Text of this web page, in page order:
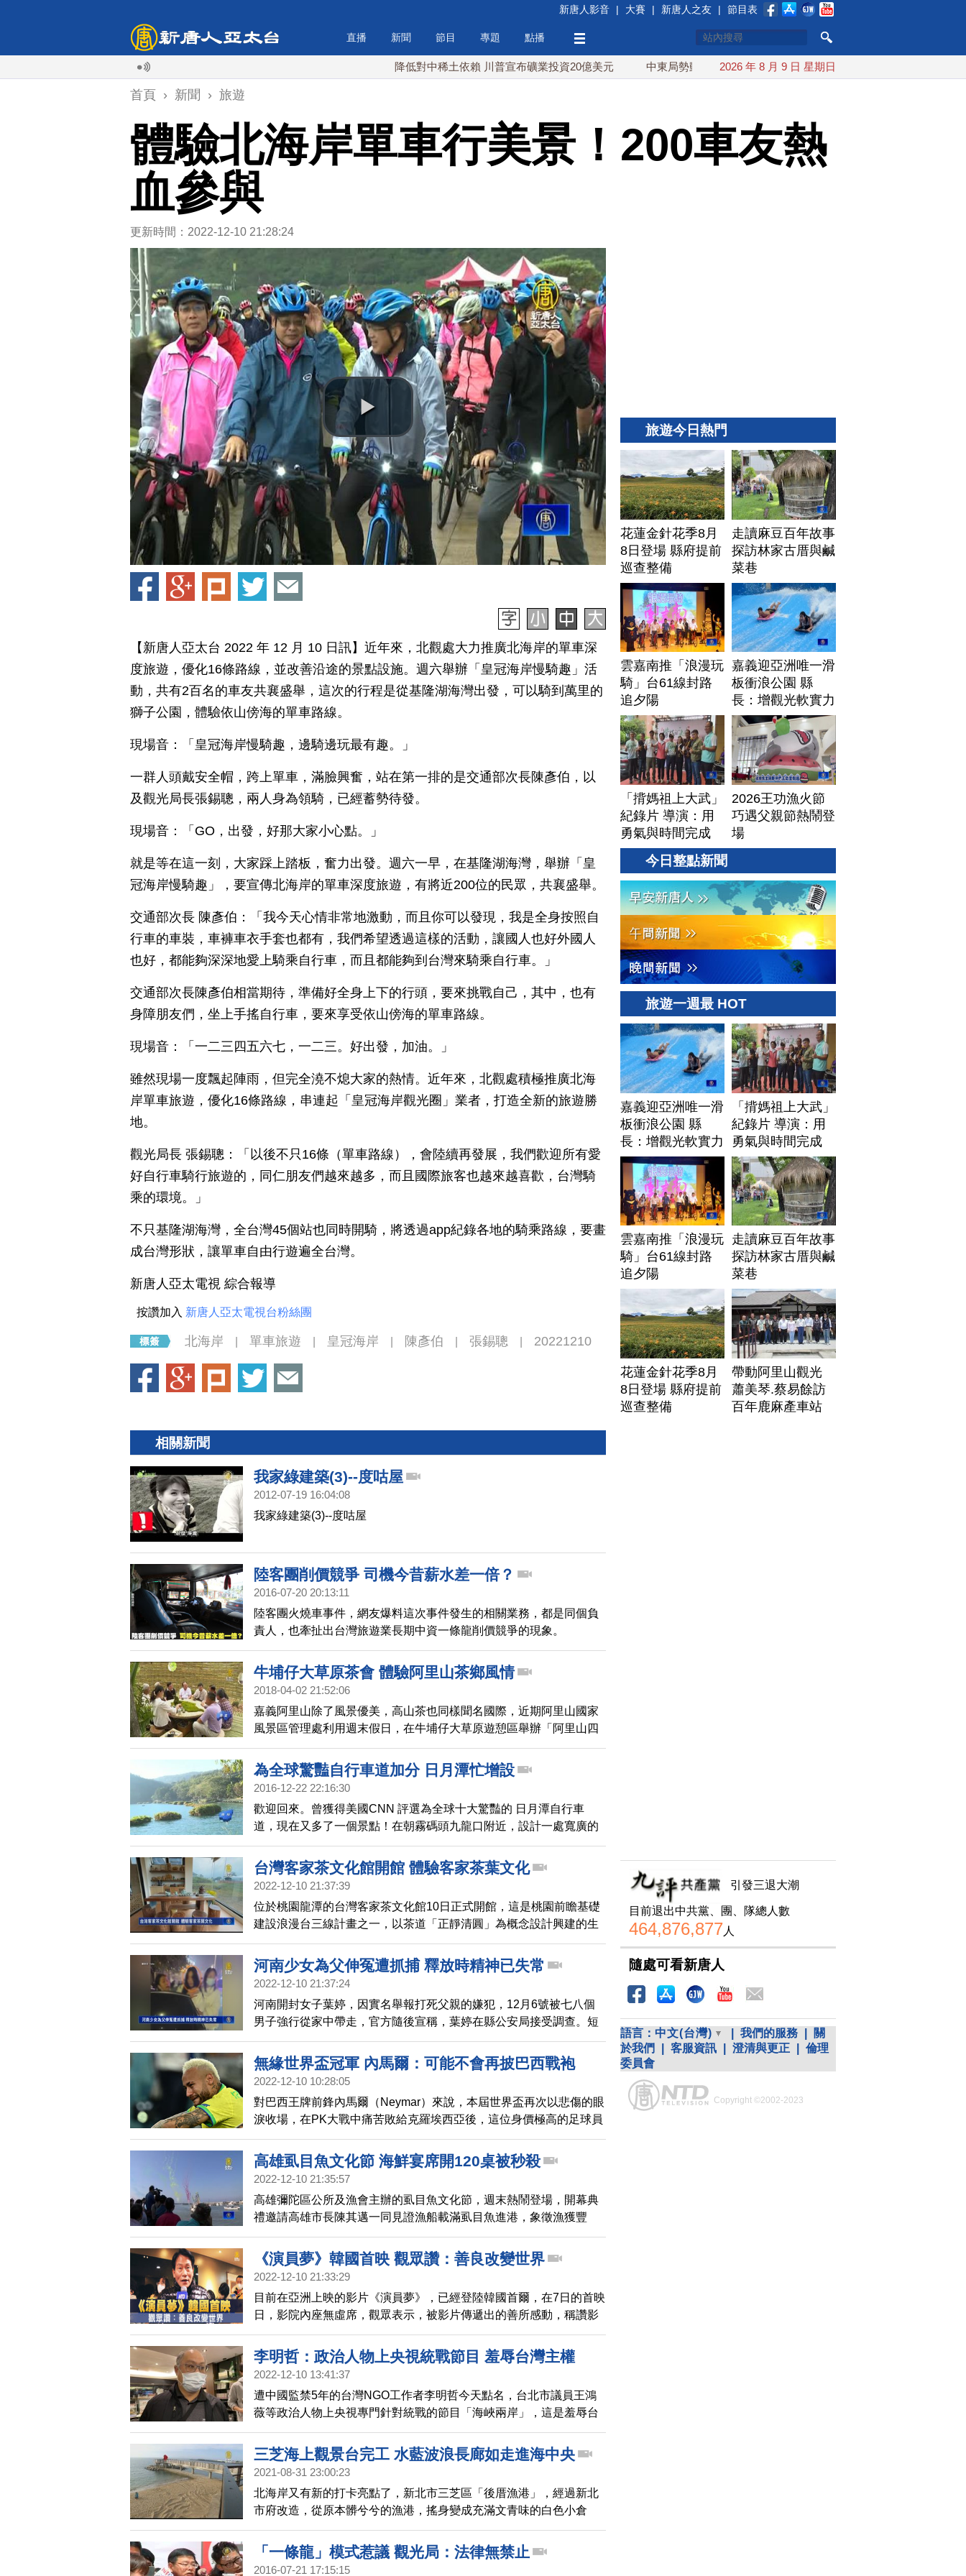
新唐人影音 | 大賽 | 新唐人之友 | 節目表
直播 新聞 節目 專題 點播
降低對中稀土依賴 川普宣布礦業投資20億美元 中東局勢動盪 土耳其沙特巴基斯坦誓共同防禦
2026 年 8 月 9 日 星期日
首頁 › 新聞 › 旅遊
體驗北海岸單車行美景！200車友熱
血參與
更新時間：2022-12-10 21:28:24
【新唐人亞太台 2022 年 12 月 10 日訊】近年來，北觀處大力推廣北海岸的單車深
度旅遊，優化16條路線，並改善沿途的景點設施。週六舉辦「皇冠海岸慢騎趣」活
動，共有2百名的車友共襄盛舉，這次的行程是從基隆湖海灣出發，可以騎到萬里的
獅子公園，體驗依山傍海的單車路線。
現場音：「皇冠海岸慢騎趣，邊騎邊玩最有趣。」
一群人頭戴安全帽，跨上單車，滿臉興奮，站在第一排的是交通部次長陳彥伯，以
及觀光局長張錫聰，兩人身為領騎，已經蓄勢待發。
現場音：「GO，出發，好那大家小心點。」
就是等在這一刻，大家踩上踏板，奮力出發。週六一早，在基隆湖海灣，舉辦「皇
冠海岸慢騎趣」，要宣傳北海岸的單車深度旅遊，有將近200位的民眾，共襄盛舉。
交通部次長 陳彥伯：「我今天心情非常地激動，而且你可以發現，我是全身按照自
行車的車裝，車褲車衣手套也都有，我們希望透過這樣的活動，讓國人也好外國人
也好，都能夠深深地愛上騎乘自行車，而且都能夠到台灣來騎乘自行車。」
交通部次長陳彥伯相當期待，準備好全身上下的行頭，要來挑戰自己，其中，也有
身障朋友們，坐上手搖自行車，要來享受依山傍海的單車路線。
現場音：「一二三四五六七，一二三。好出發，加油。」
雖然現場一度飄起陣雨，但完全澆不熄大家的熱情。近年來，北觀處積極推廣北海
岸單車旅遊，優化16條路線，串連起「皇冠海岸觀光圈」業者，打造全新的旅遊勝
地。
觀光局長 張錫聰：「以後不只16條（單車路線），會陸續再發展，我們歡迎所有愛
好自行車騎行旅遊的，同仁朋友們越來越多，而且國際旅客也越來越喜歡，台灣騎
乘的環境。」
不只基隆湖海灣，全台灣45個站也同時開騎，將透過app紀錄各地的騎乘路線，要畫
成台灣形狀，讓單車自由行遊遍全台灣。
新唐人亞太電視 綜合報導
按讚加入 新唐人亞太電視台粉絲團
北海岸 單車旅遊 皇冠海岸 陳彥伯 張錫聰 20221210
相關新聞
我家綠建築(3)--度咕屋
2012-07-19 16:04:08
我家綠建築(3)--度咕屋
陸客團削價競爭 司機今昔薪水差一倍？
2016-07-20 20:13:11
陸客團火燒車事件，網友爆料這次事件發生的相關業務，都是同個負
責人，也牽扯出台灣旅遊業長期中資一條龍削價競爭的現象。
牛埔仔大草原茶會 體驗阿里山茶鄉風情
2018-04-02 21:52:06
嘉義阿里山除了風景優美，高山茶也同樣聞名國際，近期阿里山國家
風景區管理處利用週末假日，在牛埔仔大草原遊憩區舉辦「阿里山四
季茶旅」活動，吸引許多遊客前來品茗，感受阿里山的茶鄉風情。一
起去看看。
為全球驚豔自行車道加分 日月潭忙增設
2016-12-22 22:16:30
歡迎回來。曾獲得美國CNN 評選為全球十大驚豔的 日月潭自行車
道，現在又多了一個景點！在朝霧碼頭九龍口附近，設計一處寬廣的
水岸觀景平台，遊客騎自行車累了，也可在這裡賞景休息。
台灣客家茶文化館開館 體驗客家茶葉文化
2022-12-10 21:37:39
位於桃園龍潭的台灣客家茶文化館10日正式開館，這是桃園前瞻基礎
建設浪漫台三線計畫之一，以茶道「正靜清圓」為概念設計興建的生
態建築，展現濃厚的茶文化與客家風情，並榮獲美國繆思設計等大
獎。帶您一起去看看。
河南少女為父伸冤遭抓捕 釋放時精神已失常
2022-12-10 21:37:24
河南開封女子葉婷，因實名舉報打死父親的嫌犯，12月6號被七八個
男子強行從家中帶走，官方隨後宣稱，葉婷在縣公安局接受調查。短
短2天後，葉婷被從公安局放出來時，已處於精神失常狀態。
無緣世界盃冠軍 內馬爾：可能不會再披巴西戰袍
2022-12-10 10:28:05
對巴西王牌前鋒內馬爾（Neymar）來說，本屆世界盃再次以悲傷的眼
淚收場，在PK大戰中痛苦敗給克羅埃西亞後，這位身價極高的足球員
暗示自己可能不會再披上巴西國家隊戰袍。
高雄虱目魚文化節 海鮮宴席開120桌被秒殺
2022-12-10 21:35:57
高雄彌陀區公所及漁會主辦的虱目魚文化節，週末熱鬧登場，開幕典
禮邀請高雄市長陳其邁一同見證漁船載滿虱目魚進港，象徵漁獲豐
收，現場也有市集跟手作體驗等活動，還有虱目魚海鮮宴，今年席開
120桌已經全數被訂滿。
《演員夢》韓國首映 觀眾讚：善良改變世界
2022-12-10 21:33:29
目前在亞洲上映的影片《演員夢》，已經登陸韓國首爾，在7日的首映
日，影院內座無虛席，觀眾表示，被影片傳遞出的善所感動，稱讚影
片給人們帶來希望。
李明哲：政治人物上央視統戰節目 羞辱台灣主權
2022-12-10 13:41:37
遭中國監禁5年的台灣NGO工作者李明哲今天點名，台北市議員王鴻
薇等政治人物上央視專門針對統戰的節目「海峽兩岸」，這是羞辱台
灣自身主權，這是不正確的決定。
三芝海上觀景台完工 水藍波浪長廊如走進海中央
2021-08-31 23:00:23
北海岸又有新的打卡亮點了，新北市三芝區「後厝漁港」，經過新北
市府改造，從原本髒兮兮的漁港，搖身變成充滿文青味的白色小倉
庫。而有「北海岸最美伸展台」美譽的芝蘭公園海上觀景平台也完
工，一行人步行在水藍色波浪長廊，宛如走進海中央。
「一條龍」模式惹議 觀光局：法律無禁止
2016-07-21 17:15:15
旅遊今日熱門
花蓮金針花季8月
8日登場 縣府提前
巡查整備
走讀麻豆百年故事
探訪林家古厝與鹹
菜巷
雲嘉南推「浪漫玩
騎」台61線封路
追夕陽
嘉義迎亞洲唯一滑
板衝浪公園 縣
長：增觀光軟實力
「揹媽祖上大武」
紀錄片 導演：用
勇氣與時間完成
2026王功漁火節
巧遇父親節熱鬧登
場
今日整點新聞
旅遊一週最 HOT
嘉義迎亞洲唯一滑
板衝浪公園 縣
長：增觀光軟實力
「揹媽祖上大武」
紀錄片 導演：用
勇氣與時間完成
雲嘉南推「浪漫玩
騎」台61線封路
追夕陽
走讀麻豆百年故事
探訪林家古厝與鹹
菜巷
花蓮金針花季8月
8日登場 縣府提前
巡查整備
帶動阿里山觀光
蕭美琴.蔡易餘訪
百年鹿麻產車站
引發三退大潮
目前退出中共黨、團、隊總人數
464,876,877人
隨處可看新唐人
語言： 中文(台灣) 我們的服務
關
於我們
客服資訊 澄清與更正
倫理
委員會
Copyright ©2002-2023